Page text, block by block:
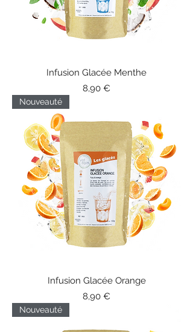
Infusion Glacée Menthe
Prix
8,90 €
Nouveauté
Infusion Glacée Orange
Prix
8,90 €
Nouveauté